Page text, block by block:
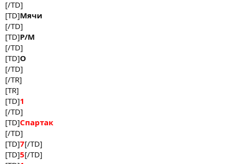
[/TD]
[TD]Мячи
[/TD]
[TD]Р/М
[/TD]
[TD]О
[/TD]
[/TR]
[TR]
[TD]1
[/TD]
[TD]Спартак
[/TD]
[TD]7[/TD]
[TD]5[/TD]